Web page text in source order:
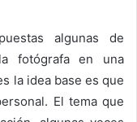
algunas de
fotógrafa en una
la idea base es que
El tema que